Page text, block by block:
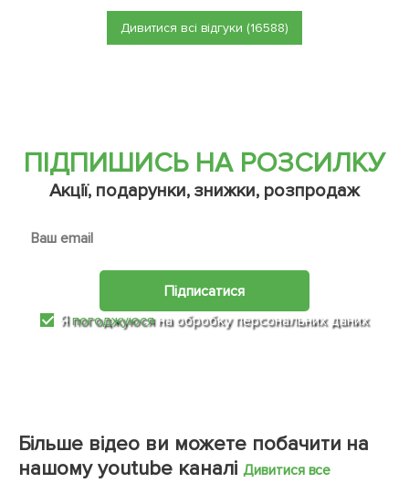
Дивитися всі відгуки (16588)
ПІДПИШИСЬ НА РОЗСИЛКУ
Акції, подарунки, знижки, розпродаж
Підписатися
Япогоджуюсяна обробку персональних даних
Більше відео ви можете побачити на
нашому youtube каналі Дивитися все